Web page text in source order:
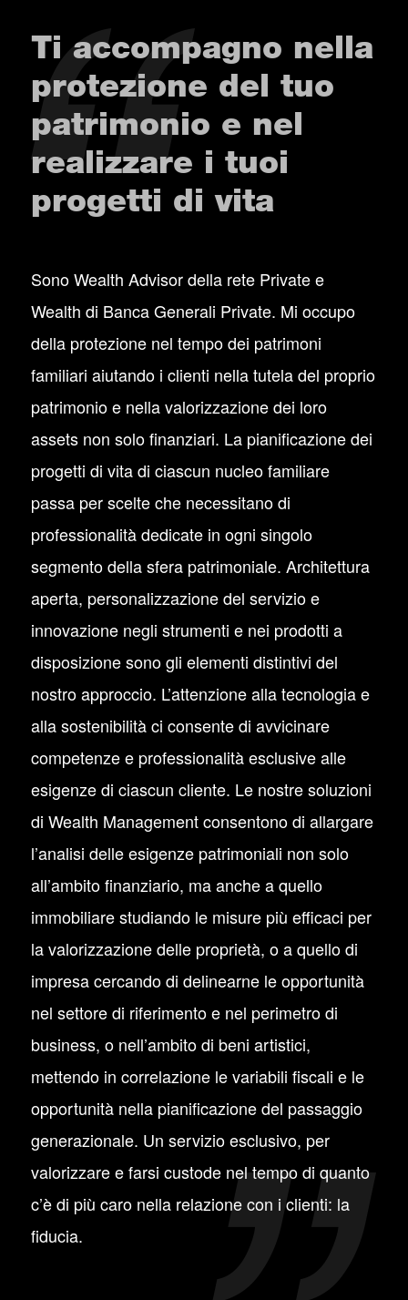
Ti accompagno nella
protezione del tuo
patrimonio e nel
realizzare i tuoi
progetti di vita
Sono Wealth Advisor della rete Private e
Wealth di Banca Generali Private. Mi occupo
della protezione nel tempo dei patrimoni
familiari aiutando i clienti nella tutela del proprio
patrimonio e nella valorizzazione dei loro
assets non solo finanziari. La pianificazione dei
progetti di vita di ciascun nucleo familiare
passa per scelte che necessitano di
professionalità dedicate in ogni singolo
segmento della sfera patrimoniale. Architettura
aperta, personalizzazione del servizio e
innovazione negli strumenti e nei prodotti a
disposizione sono gli elementi distintivi del
nostro approccio. L’attenzione alla tecnologia e
alla sostenibilità ci consente di avvicinare
competenze e professionalità esclusive alle
esigenze di ciascun cliente. Le nostre soluzioni
di Wealth Management consentono di allargare
l’analisi delle esigenze patrimoniali non solo
all’ambito finanziario, ma anche a quello
immobiliare studiando le misure più efficaci per
la valorizzazione delle proprietà, o a quello di
impresa cercando di delinearne le opportunità
nel settore di riferimento e nel perimetro di
business, o nell’ambito di beni artistici,
mettendo in correlazione le variabili fiscali e le
opportunità nella pianificazione del passaggio
generazionale. Un servizio esclusivo, per
valorizzare e farsi custode nel tempo di quanto
c’è di più caro nella relazione con i clienti: la
fiducia.